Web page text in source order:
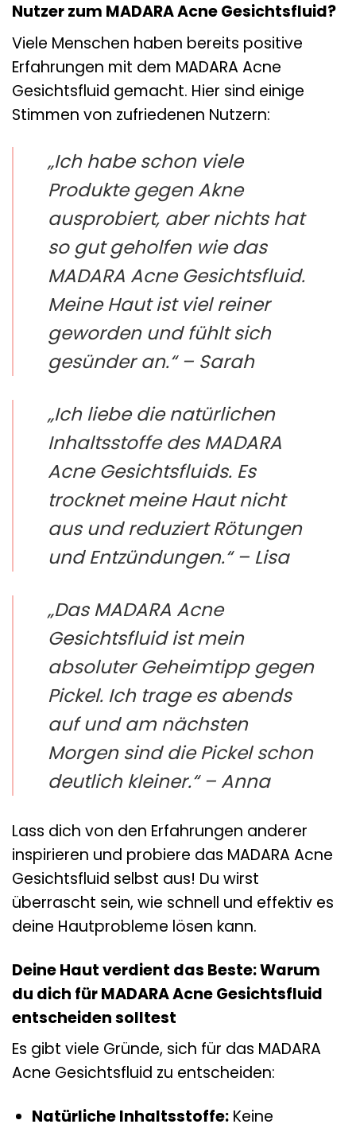
Nutzer zum MADARA Acne Gesichtsfluid?
Viele Menschen haben bereits positive
Erfahrungen mit dem MADARA Acne
Gesichtsfluid gemacht. Hier sind einige
Stimmen von zufriedenen Nutzern:
„Ich habe schon viele
Produkte gegen Akne
ausprobiert, aber nichts hat
so gut geholfen wie das
MADARA Acne Gesichtsfluid.
Meine Haut ist viel reiner
geworden und fühlt sich
gesünder an.“ – Sarah
„Ich liebe die natürlichen
Inhaltsstoffe des MADARA
Acne Gesichtsfluids. Es
trocknet meine Haut nicht
aus und reduziert Rötungen
und Entzündungen.“ – Lisa
„Das MADARA Acne
Gesichtsfluid ist mein
absoluter Geheimtipp gegen
Pickel. Ich trage es abends
auf und am nächsten
Morgen sind die Pickel schon
deutlich kleiner.“ – Anna
Lass dich von den Erfahrungen anderer
inspirieren und probiere das MADARA Acne
Gesichtsfluid selbst aus! Du wirst
überrascht sein, wie schnell und effektiv es
deine Hautprobleme lösen kann.
Deine Haut verdient das Beste: Warum
du dich für MADARA Acne Gesichtsfluid
entscheiden solltest
Es gibt viele Gründe, sich für das MADARA
Acne Gesichtsfluid zu entscheiden:
Natürliche Inhaltsstoffe:Keine